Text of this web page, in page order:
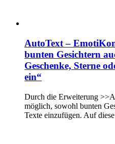
AutoText –
bunten Gesichtern
Geschenke, Sterne
ein“
Durch die Erweiterung
möglich, sowohl bunten
Texte einzufügen. Auf